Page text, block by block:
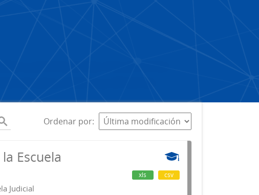
Ordenar por
Escuela
Judicial
xls csv